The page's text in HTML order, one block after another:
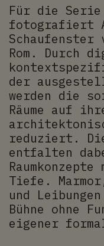
Für die
fotografiert
Schaufenster
Rom. Durch
der
werden die
Räume auf
reduziert.
entfalten
Tiefe.
und
Bühne ohne
eigener